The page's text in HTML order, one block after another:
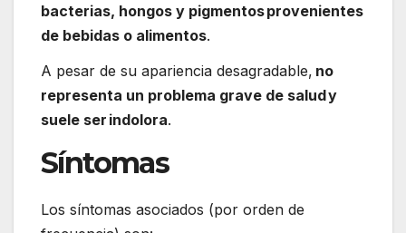
bacterias, hongos y pigmentos provenientes
de bebidas o alimentos.
A pesar de su apariencia desagradable, no
representa un problema grave de salud y
suele ser indolora.
Síntomas
Los síntomas asociados (por orden de